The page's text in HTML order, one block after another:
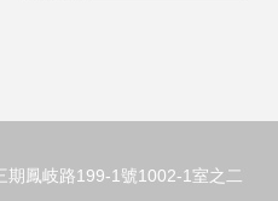
期鳳岐路199-1號1002-1室之二